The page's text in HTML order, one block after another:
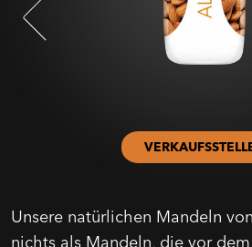
Unsere natürlichen Mandeln
nichts als Mandeln, die vor